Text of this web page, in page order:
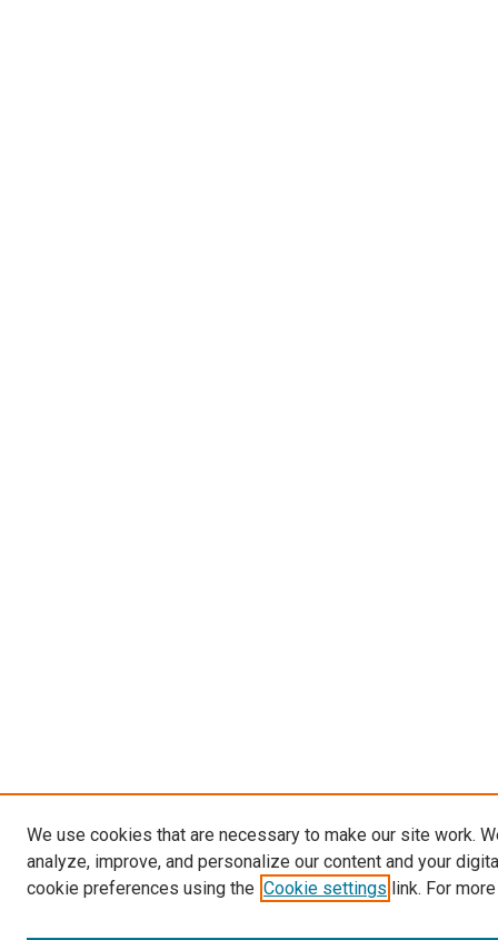
We use cookies that are necessary to make our site work.
analyze, improve, and personalize our content and your
cookie preferences using the Cookie settings link. For